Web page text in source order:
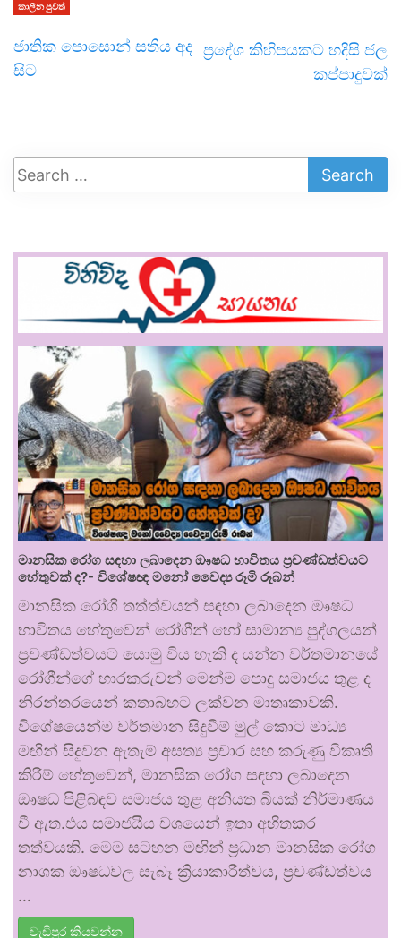
කාලීන පුවත්
ජාතික පොසොන් සතිය අද
සිට
ප්‍රදේශ කිහිපයකට හදිසි ජල
කප්පාදුවක්
මානසික රෝග සඳහා ලබාදෙන ඖෂධ භාවිතය ප්‍රචණ්ඩත්වයට
හේතුවක් ද?- විශේෂඥ මනෝ වෛද්‍ය රූමි රූබන්
මානසික රෝගී තත්ත්වයන් සඳහා ලබාදෙන ඖෂධ
භාවිතය හේතුවෙන් රෝගීන් හෝ සාමාන්‍ය පුද්ගලයන්
ප්‍රචණ්ඩත්වයට යොමු විය හැකි ද යන්න වර්තමානයේ
රෝගීන්ගේ භාරකරුවන් මෙන්ම පොදු සමාජය තුළ ද
නිරන්තරයෙන් කතාබහට ලක්වන මාතෘකාවකි.
විශේෂයෙන්ම වර්තමාන සිදුවීම් මුල් කොට මාධ්‍ය
මඟින් සිදුවන ඇතැම් අසත්‍ය ප්‍රචාර සහ කරුණු විකෘති
කිරීම් හේතුවෙන්, මානසික රෝග සඳහා ලබාදෙන
ඖෂධ පිළිබඳව සමාජය තුළ අනියත බියක් නිර්මාණය
වී ඇත.එය සමාජයීය වශයෙන් ඉතා අහිතකර
තත්වයකි. මෙම සටහන මඟින් ප්‍රධාන මානසික රෝග
නාශක ඖෂධවල සැබෑ ක්‍රියාකාරීත්වය, ප්‍රචණ්ඩත්වය
…
වැඩිපුර කියවන්න